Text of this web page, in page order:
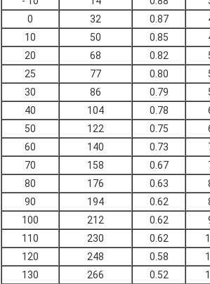
0
32 0.87
10
50 0.85
20
68 0.82
25
77 0.80
30
86 0.79
40
104 0.78
50
122 0.75
60
140 0.73
70
158 0.67
80
176 0.63
90
194 0.62
100
212 0.62
110
230 0.62
120
248 0.58
130
266 0.52